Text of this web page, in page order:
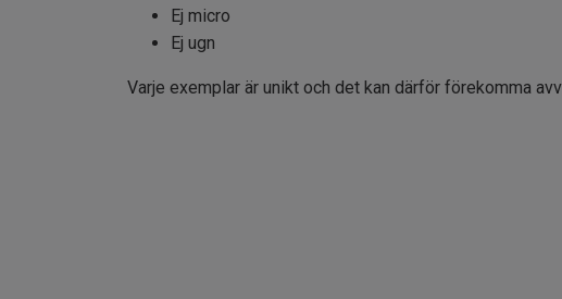
Ej micro
Ej ugn
Varje exemplar är unikt och det kan därför förekomma